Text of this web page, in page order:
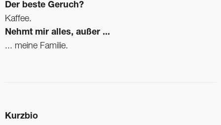
Der beste Geruch?
Kaffee.
Nehmt mir alles, außer ...
... meine Familie.
Kurzbio